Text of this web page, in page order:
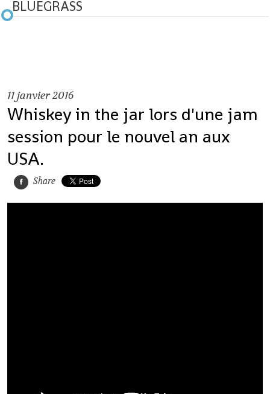
BLUEGRASS
11janvier 2016
Whiskey in the jar lors d'une jam
session pour le nouvel an aux
USA.
Share